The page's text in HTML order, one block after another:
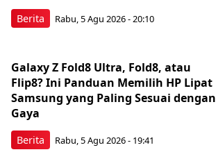
Berita Rabu, 5 Agu 2026 - 20:10
Berita
Galaxy Z Fold8 Ultra, Fold8, atau
Flip8? Ini Panduan Memilih HP Lipat
Samsung yang Paling Sesuai dengan
Gaya
Rabu, 5 Agu 2026 - 19:41